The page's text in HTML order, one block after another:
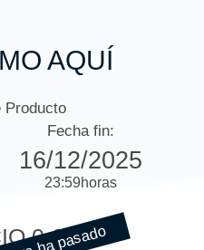
AQUÍ
Fecha fin:
16/12/2025
23:59horas
0 €